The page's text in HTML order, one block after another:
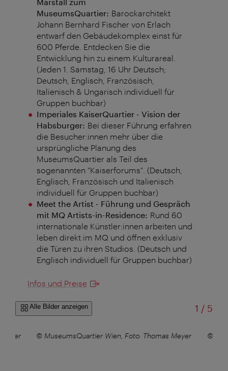
MuseumsQuartier: Barockarchitekt
Johann Bernhard Fischer von Erlach
entwarf den Gebäudekomplex einst für
600 Pferde. Entdecken Sie die
Entwicklung hin zu einem Kulturareal.
(Jeden 1. Samstag, 16 Uhr Deutsch;
Deutsch, Englisch, Französisch,
Italienisch & Ungarisch individuell für
Gruppen buchbar)
Imperiales KaiserQuartier - Vision der
Habsburger: Bei dieser Führung erfahren
die Besucher:innen mehr über die
ursprüngliche Planung des
MuseumsQuartier als Teil des
sogenannten "Kaiserforums". (Deutsch,
Englisch, Französisch und Italienisch
individuell für Gruppen buchbar)
Meet the Artist - Führung und Gespräch
mit MQ Artists-in-Residence: Rund 60
internationale Künstler:innen arbeiten und
leben direkt im MQ und öffnen exklusiv
die Türen zu ihren Studios. (Deutsch und
Englisch individuell für Gruppen buchbar)
Infos und Preise
Alle Bilder anzeigen 1 /von
5
© MuseumsQuartier Wien, Foto: Thomas Meyer ©